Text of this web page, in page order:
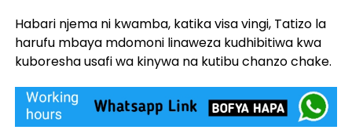
Habari njema ni kwamba, katika visa vingi, Tatizo la
harufu mbaya mdomoni linaweza kudhibitiwa kwa
kuboresha usafi wa kinywa na kutibu chanzo chake.